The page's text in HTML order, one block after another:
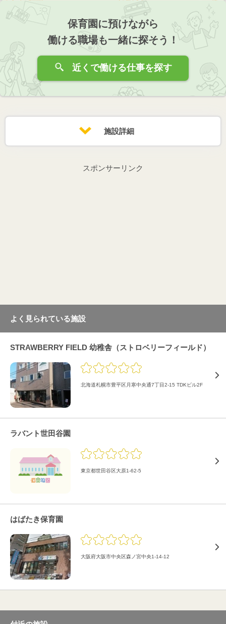
保育園に預けながら
働ける職場も一緒に探そう！
近くで働ける仕事を探す
施設詳細
スポンサーリンク
よく見られている施設
STRAWBERRY FIELD 幼稚舎（ストロベリーフィールド）
北海道札幌市豊平区月寒中央通7丁目2-15 TDKビル2F
ラバント世田谷園
東京都世田谷区大原1-62-5
はばたき保育園
大阪府大阪市中央区森ノ宮中央1-14-12